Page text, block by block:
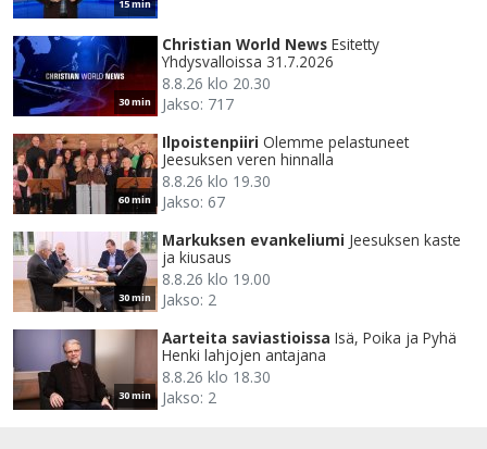
15 min
30 min
Christian World News Esitetty
Yhdysvalloissa 31.7.2026
8.8.26 klo 20.30
Jakso: 717
60 min
Ilpoistenpiiri Olemme pelastuneet
Jeesuksen veren hinnalla
8.8.26 klo 19.30
Jakso: 67
30 min
Markuksen evankeliumi Jeesuksen kaste
ja kiusaus
8.8.26 klo 19.00
Jakso: 2
30 min
Aarteita saviastioissa Isä, Poika ja Pyhä
Henki lahjojen antajana
8.8.26 klo 18.30
Jakso: 2